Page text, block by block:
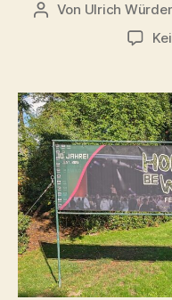
Beitragsautor
Von Ulrich